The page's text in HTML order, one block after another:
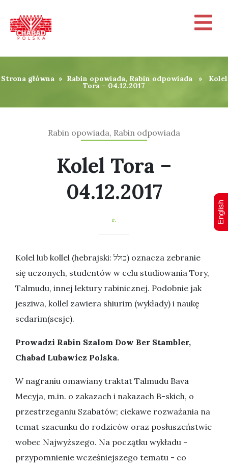
Strona główna» Rabin opowiada, Rabin odpowiada» Kolel
Tora – 04.12.2017
Rabin opowiada, Rabin odpowiada
Kolel Tora –
04.12.2017
r.
Kolel lub kollel (hebrajski: כולל) oznacza zebranie
się uczonych, studentów w celu studiowania Tory,
Talmudu, innej lektury rabinicznej. Podobnie jak
jesziwa, kollel zawiera shiurim (wykłady) i naukę
sedarim(sesje).
Prowadzi Rabin Szalom Dow Ber Stambler,
Chabad Lubawicz Polska.
W nagraniu omawiany traktat Talmudu Bava
Mecyja, m.in. o zakazach i nakazach B-skich, o
przestrzeganiu Szabatów; ciekawe rozważania na
temat szacunku do rodziców oraz posłuszeństwie
wobec Najwyższego. Na początku wykładu -
przypomnienie wcześniejszego tematu - co
English